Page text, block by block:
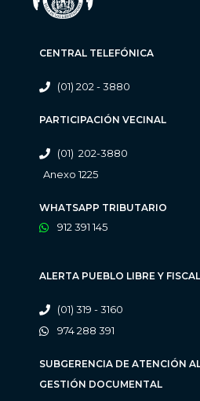
CENTRAL TELEFÓNICA
(01) 202 - 3880
PARTICIPACIÓN VECINAL
(01) 202-3880
Anexo 1225
WHATSAPP TRIBUTARIO
912 391 145
ALERTA PUEBLO LIBRE Y
(01) 319 - 3160
974 288 391
SUBGERENCIA DE ATENCIÓN
GESTIÓN DOCUMENTAL